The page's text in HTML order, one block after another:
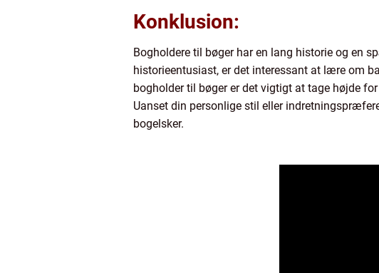
Konklusion:
Bogholdere til bøger har en lang historie og en
historieentusiast, er det interessant at lære om
bogholder til bøger er det vigtigt at tage højde
Uanset din personlige stil eller
bogelsker.